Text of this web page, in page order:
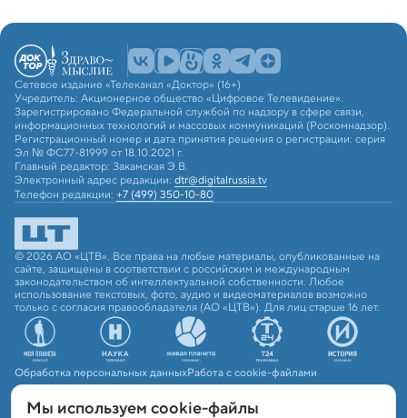
Сетевое издание «Телеканал «Доктор» (16+)
Учредитель: Акционерное общество «Цифровое Телевидение».
Зарегистрировано Федеральной службой по надзору в сфере связи,
информационных технологий и массовых коммуникаций (Роскомнадзор).
Регистрационный номер и дата принятия решения о регистрации: серия
Эл № ФС77-81999 от 18.10.2021 г.
Главный редактор: Закамская Э.В.
Электронный адрес редакции: dtr@digitalrussia.tv
Телефон редакции: +7 (499) 350-10-80
© 2026 АО «ЦТВ». Все права на любые материалы, опубликованные на
сайте, защищены в соответствии с российским и международным
законодательством об интеллектуальной собственности. Любое
использование текстовых, фото, аудио и видеоматериалов возможно
только с согласия правообладателя (АО «ЦТВ»). Для лиц старше 16 лет.
Обработка персональных данныхРабота с cookie-файлами
Мы используем сookie-файлы